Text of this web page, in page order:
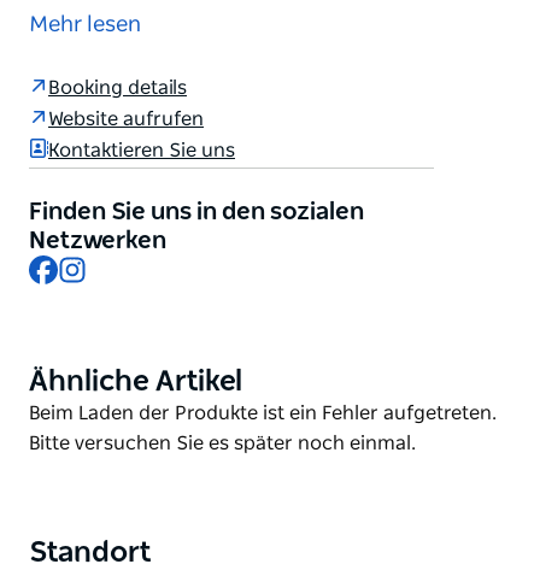
römischen Stil und authentische italienische Küche
geht es um Einfachheit“ konzentriert sich die
Speisekarte auf unkomplizierte, aber köstliche und
frische italienische Gerichte. Denken Sie an
Gnocchi Bolognese, Ragout Pappardelle und
gebratenen Spatchcock. Ein absolutes Muss für alle,
die den Geschmack Italiens in Leichardt erleben
Mehr lesen
Booking details
Website aufrufen
Kontaktieren Sie uns
Finden Sie uns in den sozialen
Netzwerken
Facebook
Product
List
Ähnliche Artikel
Product
List
Beim Laden der Produkte ist ein Fehler aufgetreten.
Bitte versuchen Sie es später noch einmal.
Standort